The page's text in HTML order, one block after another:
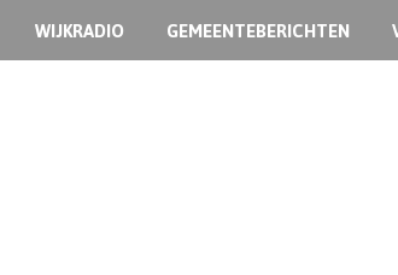
WIJKRADIO GEMEENTEBERICHTEN